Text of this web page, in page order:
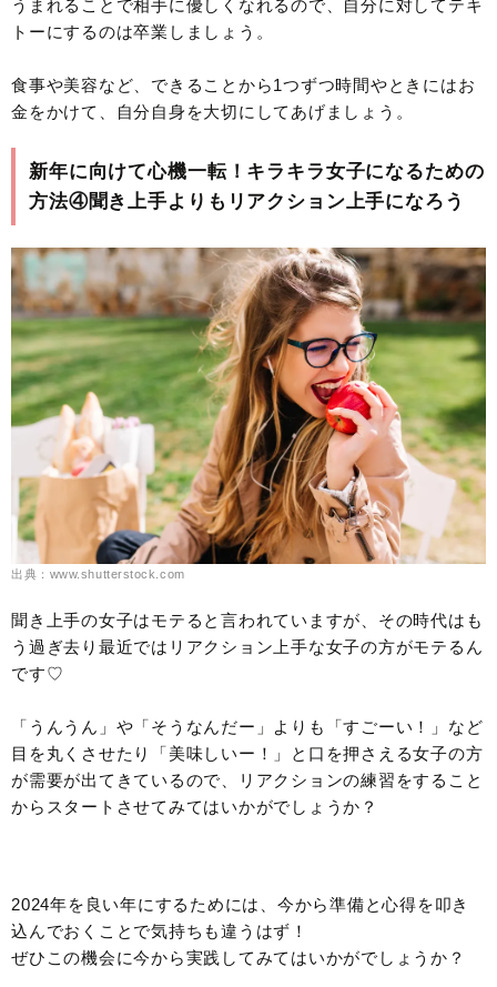
うまれることで相手に優しくなれるので、自分に対してテキ
トーにするのは卒業しましょう。
食事や美容など、できることから1つずつ時間やときにはお
金をかけて、自分自身を大切にしてあげましょう。
新年に向けて心機一転！キラキラ女子になるための
方法④聞き上手よりもリアクション上手になろう
出典：www.shutterstock.com
聞き上手の女子はモテると言われていますが、その時代はも
う過ぎ去り最近ではリアクション上手な女子の方がモテるん
です♡
「うんうん」や「そうなんだー」よりも「すごーい！」など
目を丸くさせたり「美味しいー！」と口を押さえる女子の方
が需要が出てきているので、リアクションの練習をすること
からスタートさせてみてはいかがでしょうか？
2024年を良い年にするためには、今から準備と心得を叩き
込んでおくことで気持ちも違うはず！
ぜひこの機会に今から実践してみてはいかがでしょうか？